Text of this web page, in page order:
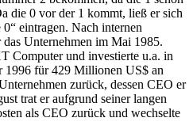
die 0 vor der 1 kommt, ließ er sich
eintragen. Nach internen
Unternehmen im Mai 1985.
Computer und investierte u.a. in
1996 für 429 Millionen US$ an
zurück, dessen CEO er
trat er aufgrund seiner langen
als CEO zurück und wechselte